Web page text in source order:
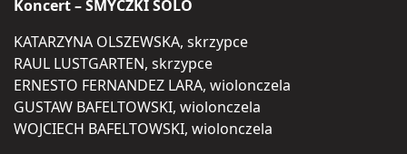
Koncert – SMYCZKI SOLO
KATARZYNA OLSZEWSKA, skrzypce
RAUL LUSTGARTEN, skrzypce
ERNESTO FERNANDEZ LARA, wiolonczela
GUSTAW BAFELTOWSKI, wiolonczela
WOJCIECH BAFELTOWSKI, wiolonczela